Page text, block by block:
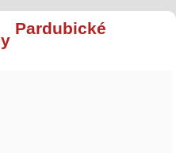
Pardubické